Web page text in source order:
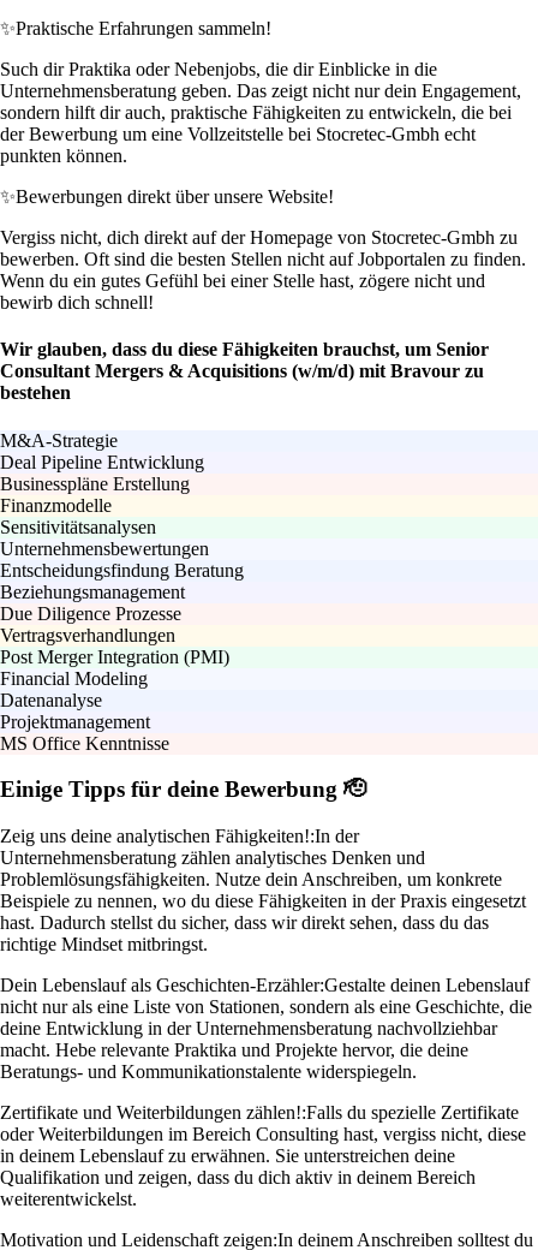
✨Praktische Erfahrungen sammeln!
Such dir Praktika oder Nebenjobs, die dir Einblicke in die
Unternehmensberatung geben. Das zeigt nicht nur dein Engagement,
sondern hilft dir auch, praktische Fähigkeiten zu entwickeln, die bei
der Bewerbung um eine Vollzeitstelle bei Stocretec-Gmbh echt
punkten können.
✨Bewerbungen direkt über unsere Website!
Vergiss nicht, dich direkt auf der Homepage von Stocretec-Gmbh zu
bewerben. Oft sind die besten Stellen nicht auf Jobportalen zu finden.
Wenn du ein gutes Gefühl bei einer Stelle hast, zögere nicht und
bewirb dich schnell!
Wir glauben, dass du diese Fähigkeiten brauchst, um Senior
Consultant Mergers & Acquisitions (w/m/d) mit Bravour zu
bestehen
M&A-Strategie
Deal Pipeline Entwicklung
Businesspläne Erstellung
Finanzmodelle
Sensitivitätsanalysen
Unternehmensbewertungen
Entscheidungsfindung Beratung
Beziehungsmanagement
Due Diligence Prozesse
Vertragsverhandlungen
Post Merger Integration (PMI)
Financial Modeling
Datenanalyse
Projektmanagement
MS Office Kenntnisse
Einige Tipps für deine Bewerbung 🫡
Zeig uns deine analytischen Fähigkeiten!:In der
Unternehmensberatung zählen analytisches Denken und
Problemlösungsfähigkeiten. Nutze dein Anschreiben, um konkrete
Beispiele zu nennen, wo du diese Fähigkeiten in der Praxis eingesetzt
hast. Dadurch stellst du sicher, dass wir direkt sehen, dass du das
richtige Mindset mitbringst.
Dein Lebenslauf als Geschichten-Erzähler:Gestalte deinen Lebenslauf
nicht nur als eine Liste von Stationen, sondern als eine Geschichte, die
deine Entwicklung in der Unternehmensberatung nachvollziehbar
macht. Hebe relevante Praktika und Projekte hervor, die deine
Beratungs- und Kommunikationstalente widerspiegeln.
Zertifikate und Weiterbildungen zählen!:Falls du spezielle Zertifikate
oder Weiterbildungen im Bereich Consulting hast, vergiss nicht, diese
in deinem Lebenslauf zu erwähnen. Sie unterstreichen deine
Qualifikation und zeigen, dass du dich aktiv in deinem Bereich
weiterentwickelst.
Motivation und Leidenschaft zeigen:In deinem Anschreiben solltest du